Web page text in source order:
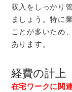
収入をしっかり
ましょう。特に
ことが多いため、
あります。
経費の計上
在宅ワークに関